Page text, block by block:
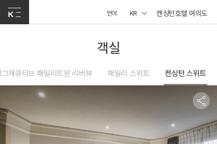
언어 KR 켄싱턴호텔 여의도
객실
그제큐티브 패밀리트윈 리버뷰 패밀리 스위트 켄싱턴 스위트